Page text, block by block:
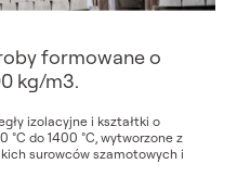
formowane o
kg/m3.
izolacyjne i kształtki o
do 1400 °C, wytworzone z
surowców szamotowych i